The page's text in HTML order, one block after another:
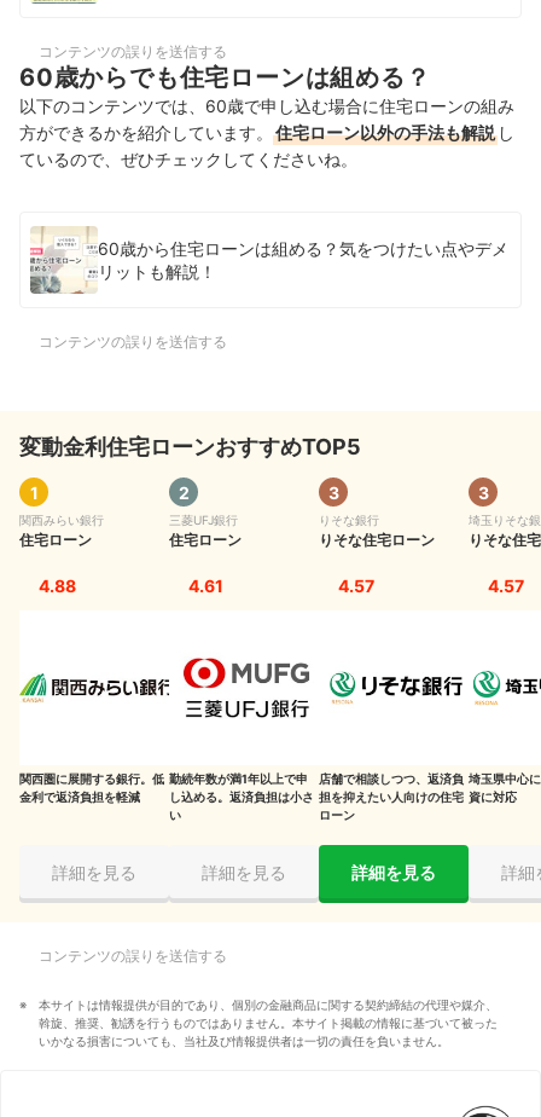
コンテンツの誤りを送信する
60歳からでも住宅ローンは組める？
以下のコンテンツでは、60歳で申し込む場合に住宅ローンの組み
方ができるかを紹介しています。
住宅ローン以外の手法も解説 し
ているので、ぜひチェックしてくださいね。
60歳から住宅ローンは組める？気をつけたい点やデメ
リットも解説！
コンテンツの誤りを送信する
変動金利住宅ローンおすすめTOP5
1
関西みらい銀行
住宅ローン
4.88
関西圏に展開する銀行。低
金利で返済負担を軽減
詳細を見る
2
三菱UFJ銀行
住宅ローン
4.61
勤続年数が満1年以上で申
し込める。返済負担は小さ
い
詳細を見る
3
りそな銀行
りそな住宅ローン
4.57
店舗で相談しつつ、返済負
担を抑えたい人向けの住宅
ローン
詳細を見る
3
埼玉りそな
りそな住
4.57
埼玉県中心
資に対応
詳細
コンテンツの誤りを送信する
本サイトは情報提供が目的であり、個別の金融商品に関する契約締結の代理や媒介、
斡旋、推奨、勧誘を行うものではありません。本サイト掲載の情報に基づいて被った
いかなる損害についても、当社及び情報提供者は一切の責任を負いません。